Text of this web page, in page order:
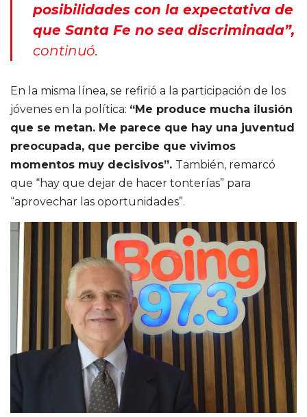
posibilidades con la expectativa de
que Santa Fe no sea discriminada”,
continuó.
En la misma línea, se refirió a la participación de los
jóvenes en la política: “Me produce mucha ilusión
que se metan. Me parece que hay una juventud
preocupada, que percibe que vivimos
momentos muy decisivos”. También, remarcó
que “hay que dejar de hacer tonterías” para
“aprovechar las oportunidades”.